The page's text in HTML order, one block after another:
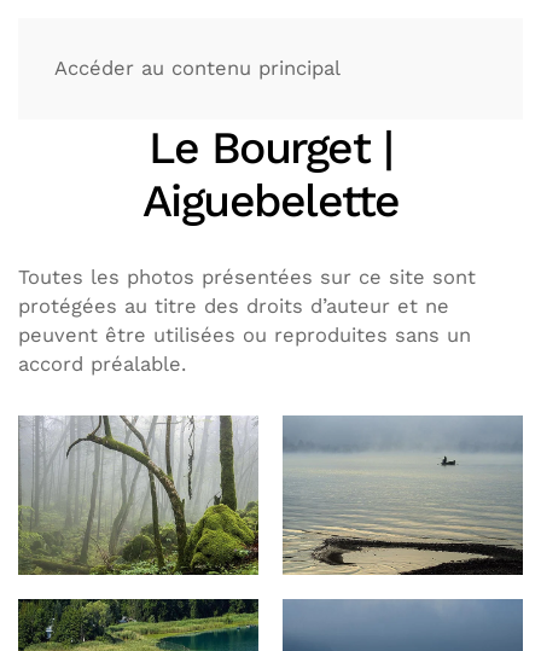
Accéder au contenu principal
Le Bourget |
Aiguebelette
Toutes les photos présentées sur ce site sont
protégées au titre des droits d’auteur et ne
peuvent être utilisées ou reproduites sans un
accord préalable.